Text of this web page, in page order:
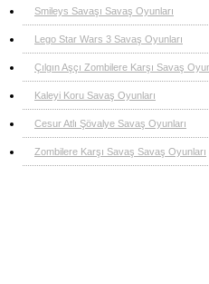
Smileys Savaşı Savaş Oyunları
Lego Star Wars 3 Savaş Oyunları
Çılgın Aşçı Zombilere Karşı Savaş
Kaleyi Koru Savaş Oyunları
Cesur Atlı Şövalye Savaş Oyunları
Zombilere Karşı Savaş Savaş Oyunları